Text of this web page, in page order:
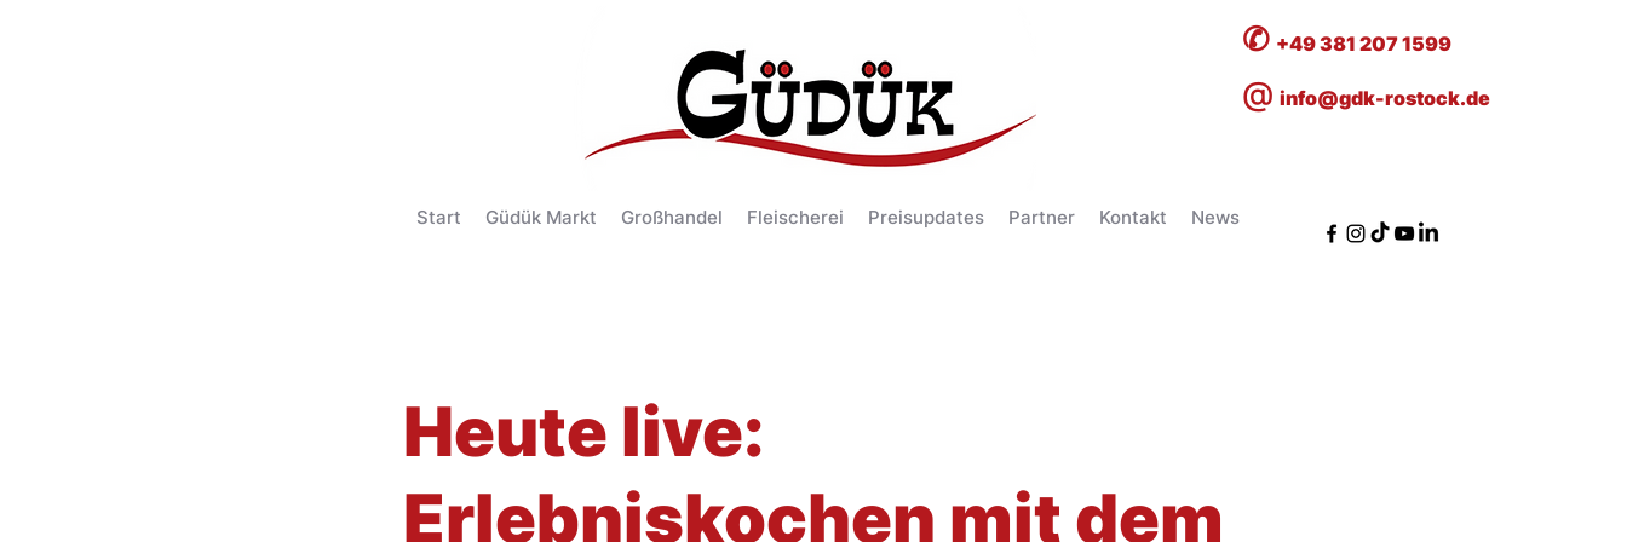
✆ +49 381 207 1599
@ info@gdk-rostock.de
Start Güdük Markt Großhandel Fleischerei Preisupdates Partner Kontakt News
Heute live:
Erlebniskochen mit dem